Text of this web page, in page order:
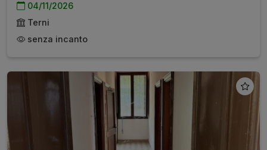
04/11/2026
Terni
senza incanto